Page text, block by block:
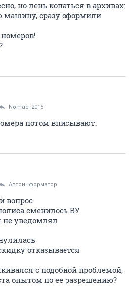
но лень копаться в архивах:
машину, сразу оформили
Nomad_2015
потом вписывают.
Автоинформатор
вопрос
сменилось ВУ
не уведомлял
отказывается
с подобной проблемой,
опытом по ее разрешению?